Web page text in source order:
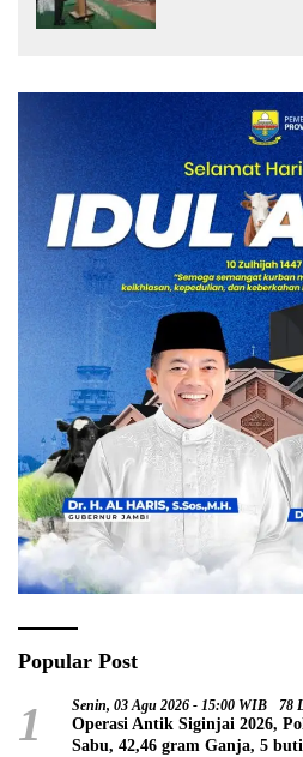
Popular Post
1 Senin, 03 Agu 2026 - 15:00 WIB 78
Operasi Antik Siginjai 2026,
Sabu, 42,46 gram Ganja, 5